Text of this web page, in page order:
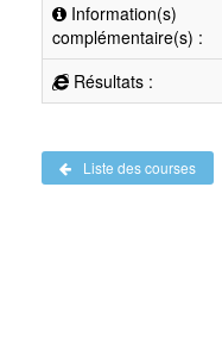
Information(s)
complémentaire(s) :
Résultats :
Liste des courses